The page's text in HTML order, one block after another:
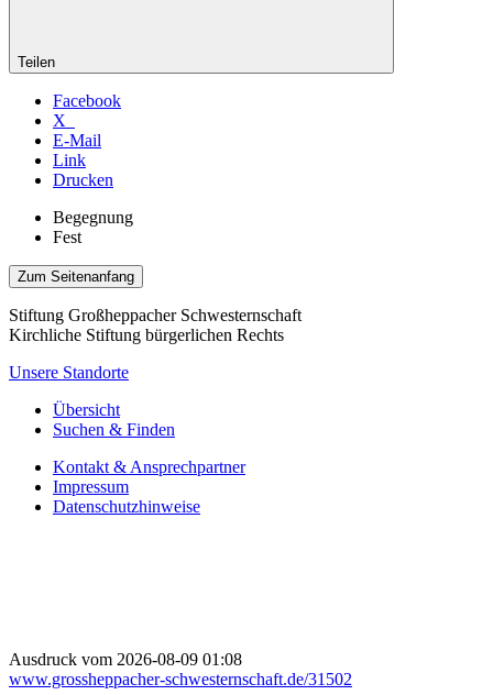
Teilen
Facebook
X
E-Mail
Link
Drucken
Begegnung
Fest
Zum Seitenanfang
Stiftung Großheppacher Schwesternschaft
Kirchliche Stiftung bürgerlichen Rechts
Unsere Standorte
Übersicht
Suchen & Finden
Kontakt & Ansprechpartner
Impressum
Datenschutzhinweise
Ausdruck vom 2026-08-09 01:08
www.grossheppacher-schwesternschaft.de/31502